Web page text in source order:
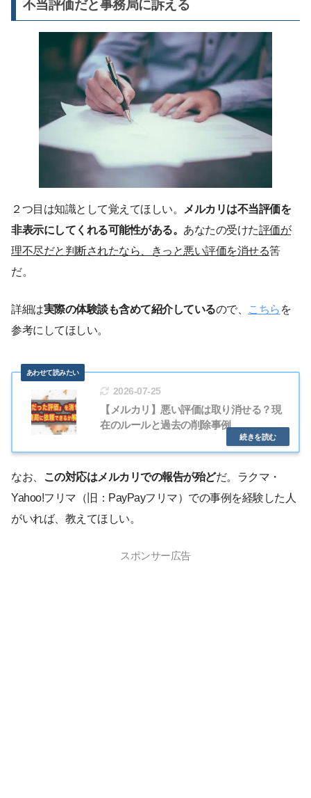
不当評価だと事務局に訴える
２つ目は知識として覚えてほしい。
メルカリは不当評価を
非表示にしてくれる可能性がある。 あなたの受けた評価が
理不尽だと判断されたなら、きっと悪い評価を消せる筈
だ。
詳細は実際の体験談も含めて紹介しているので、 こちら を
参考にしてほしい。
2026-07-25
【メルカリ】悪い評価は取り消せる？現
在のルールと過去の削除事例
なお、 この対応はメルカリでの報告が殆どだ。ラクマ・
Yahoo!フリマ（旧：PayPayフリマ）での事例を経験した人
がいれば、教えてほしい。
スポンサー広告